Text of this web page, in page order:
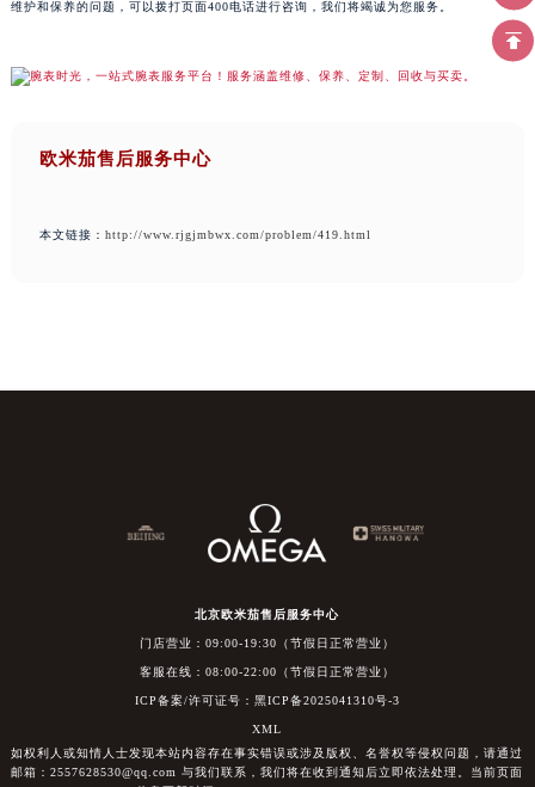
维护和保养的问题，可以拨打页面400电话进行咨询，我们将竭诚为您服务。
欧米茄售后服务中心
本文链接： http://www.rjgjmbwx.com/problem/419.html
北京欧米茄售后服务中心
门店营业：09:00-19:30（节假日正常营业）
客服在线：08:00-22:00（节假日正常营业）
ICP备案/许可证号：黑ICP备2025041310号-3
XML
如权利人或知情人士发现本站内容存在事实错误或涉及版权、名誉权等侵权问题，请通过
邮箱：2557628530@qq.com 与我们联系，我们将在收到通知后立即依法处理。当前页面